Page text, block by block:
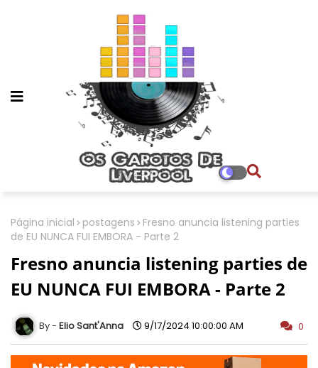
Página inicial postagens
Fresno anuncia listening parties
de EU NUNCA FUI EMBORA - Parte 2
Fresno anuncia listening parties de
EU NUNCA FUI EMBORA - Parte 2
Elio Sant'Anna 9/17/2024 10:00:00 AM 0